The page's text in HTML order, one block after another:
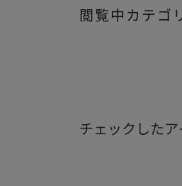
閲覧中カテゴ
チェックした